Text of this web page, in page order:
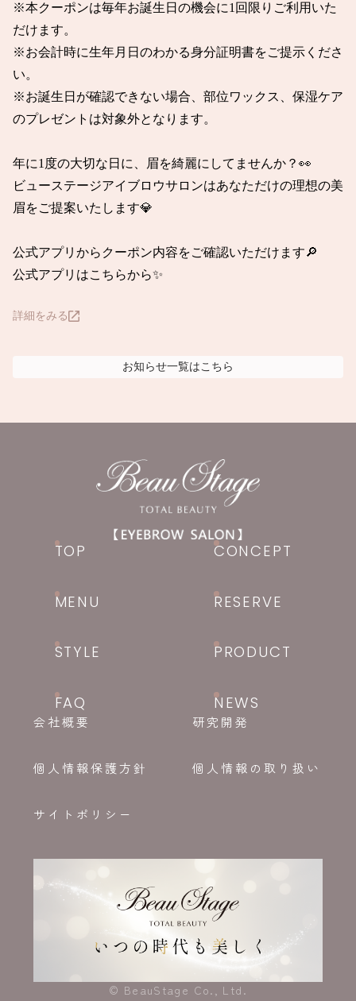
※本クーポンは毎年お誕生日の機会に1回限りご利用いた
だけます。
※お会計時に生年月日のわかる身分証明書をご提示くださ
い。
※お誕生日が確認できない場合、部位ワックス、保湿ケア
のプレゼントは対象外となります。
年に1度の大切な日に、眉を綺麗にしてませんか？👀
ビューステージアイブロウサロンはあなただけの理想の美
眉をご提案いたします💎
公式アプリからクーポン内容をご確認いただけます🔎
公式アプリはこちらから✨
詳細をみる
お知らせ一覧はこちら
TOP CONCEPT
MENU RESERVE
STYLE PRODUCT
FAQ NEWS
会社概要 研究開発
個人情報保護方針 個人情報の取り扱い
サイトポリシー
© BeauStage Co., Ltd.